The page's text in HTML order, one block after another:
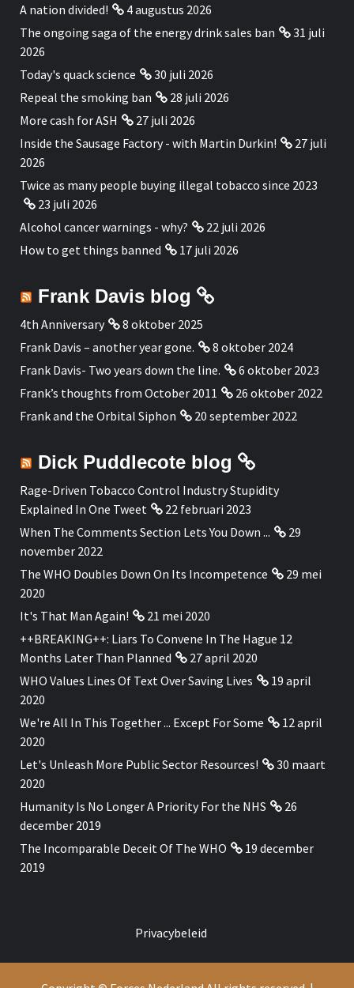
A nation divided!
4 augustus 2026
The ongoing saga of the energy drink sales ban
31 juli
2026
Today's quack science
30 juli 2026
Repeal the smoking ban
28 juli 2026
More cash for ASH
27 juli 2026
Inside the Sausage Factory - with Martin Durkin!
27 juli
2026
Twice as many people buying illegal tobacco since 2023
23 juli 2026
Alcohol cancer warnings - why?
22 juli 2026
How to get things banned
17 juli 2026
Frank Davis blog
4th Anniversary
8 oktober 2025
Frank Davis – another year gone.
8 oktober 2024
Frank Davis- Two years down the line.
6 oktober 2023
Frank’s thoughts from October 2011
26 oktober 2022
Frank and the Orbital Siphon
20 september 2022
Dick Puddlecote blog
Rage-Driven Tobacco Control Industry Stupidity
Explained In One Tweet
22 februari 2023
When The Comments Section Lets You Down ...
29
november 2022
The WHO Doubles Down On Its Incompetence
29 mei
2020
It's That Man Again!
21 mei 2020
++BREAKING++: Liars To Convene In The Hague 12
Months Later Than Planned
27 april 2020
WHO Values Lines Of Text Over Saving Lives
19 april
2020
We're All In This Together ... Except For Some
12 april
2020
Let's Unleash More Public Sector Resources!
30 maart
2020
Humanity Is No Longer A Priority For the NHS
26
december 2019
The Incomparable Deceit Of The WHO
19 december
2019
Privacybeleid